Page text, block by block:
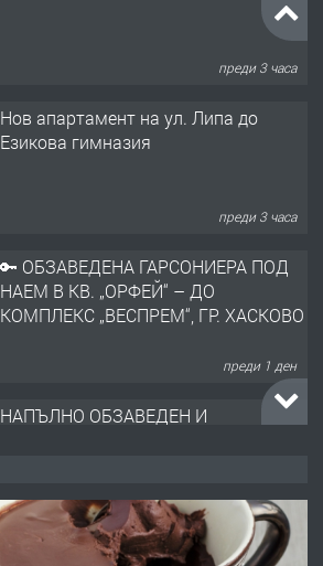
КОМПЛЕКС „ВЕСПРЕМ“, ГР. ХАСКОВО
преди 1 ден
НАПЪЛНО ОБЗАВЕДЕН И
ОБОРУДВАН ТРИСТАЕН
АПАРТАМЕНТ В ЦЕНТЪРА НА ГР.
преди 2 дни
преди 2 дни